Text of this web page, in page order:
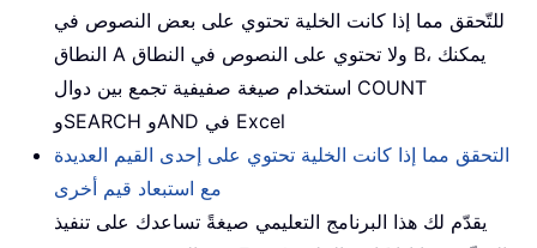
للتّحقق مما إذا كانت الخلية تحتوي على بعض النصوص في
النطاق A ولا تحتوي على النصوص في النطاق B، يمكنك
استخدام صيغة صفيفية تجمع بين دوال COUNT
وSEARCH وAND في Excel
التحقق مما إذا كانت الخلية تحتوي على إحدى القيم العديدة
مع استبعاد قيم أخرى
يقدّم لك هذا البرنامج التعليمي صيغةً تساعدك على تنفيذ